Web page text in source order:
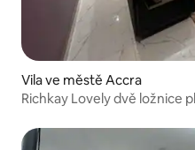
Vila ve městě Accra
Richkay Lovely dvě ložnice